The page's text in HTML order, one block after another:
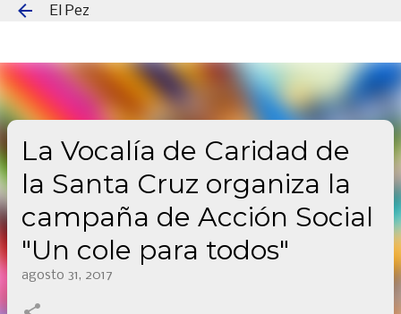
El Pez
La Vocalía de Caridad de
la Santa Cruz organiza la
campaña de Acción Social
"Un cole para todos"
agosto 31, 2017